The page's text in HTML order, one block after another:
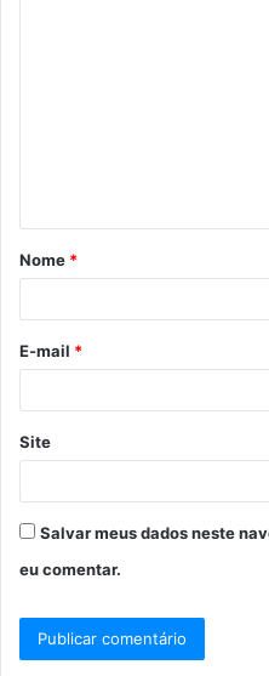
á
r
*
Nome *
E-mail *
Site
Salvar meus dados neste
eu comentar.